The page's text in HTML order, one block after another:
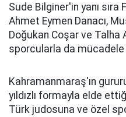
Sude Bilginer'in yanı
Ahmet Eymen Danacı,
Doğukan Coşar ve Talha
sporcularla da
Kahramanmaraş'ın
yıldızlı formayla elde
Türk judosuna ve özel